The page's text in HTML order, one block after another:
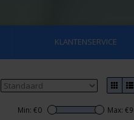
KLANTENSERVICE
Min: €0 Max: €